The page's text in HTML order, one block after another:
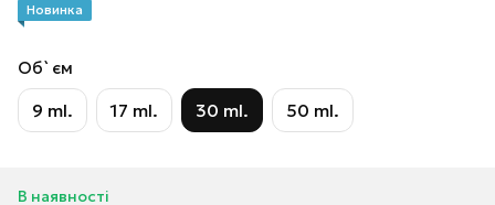
Новинка
Об`єм
9 ml. 17 ml. 30 ml. 50 ml.
В наявності